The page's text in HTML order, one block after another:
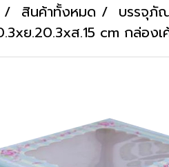
สินค้าทั้งหมด บรรจุภั
ย.20.3xส.15 cm กล่อง